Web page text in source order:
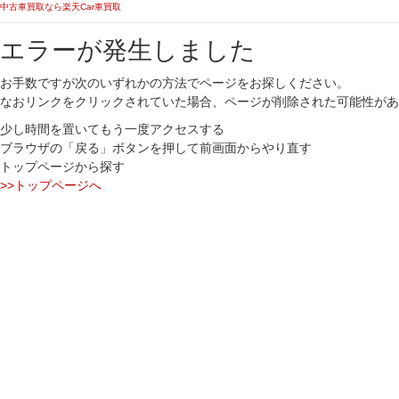
中古車買取なら楽天Car車買取
エラーが発生しました
お手数ですが次のいずれかの方法でページをお探しください。
なおリンクをクリックされていた場合、ページが削除された可能性が
少し時間を置いてもう一度アクセスする
ブラウザの「戻る」ボタンを押して前画面からやり直す
トップページから探す
>>トップページへ